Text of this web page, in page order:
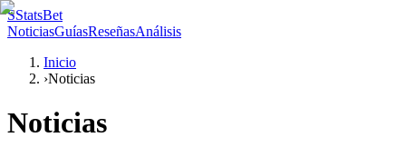
SStatsBet
NoticiasGuíasReseñasAnálisis
Inicio
›Noticias
Noticias